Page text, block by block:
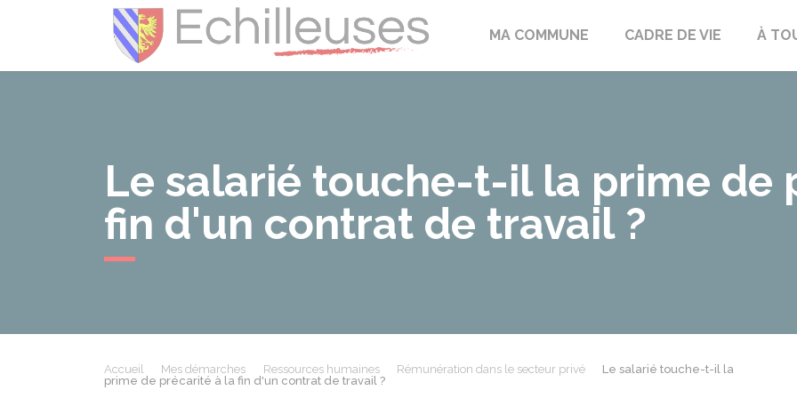
ÉchilleusesMA COMMUNE CADRE DE VIE À
Le salarié touche-t-il la prime de
fin d'un contrat de travail ?
Accueil Mes démarches Ressources humaines Rémunération dans le secteur privé
Le salarié touche-t-il la
prime de précarité à la fin d'un contrat de travail ?